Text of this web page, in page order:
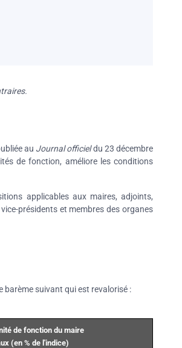
au Journal officieldu 23 décembre
de fonction, améliore les conditions
applicables aux maires, adjoints,
présidents et membres des organes
barème suivant qui est revalorisé :
de fonction du maire
(en % de l'indice)